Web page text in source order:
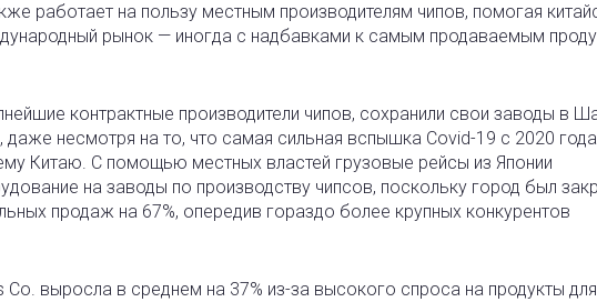
работает на пользу местным производителям чипов, помогая
рынок — иногда с надбавками к самым продаваемым
контрактные производители чипов, сохранили свои заводы в
несмотря на то, что самая сильная вспышка Covid-19 с 2020 года
Китаю. С помощью местных властей грузовые рейсы из Японии
на заводы по производству чипсов, поскольку город был
продаж на 67%, опередив гораздо более крупных конкурентов
выросла в среднем на 37% из-за высокого спроса на продукты для